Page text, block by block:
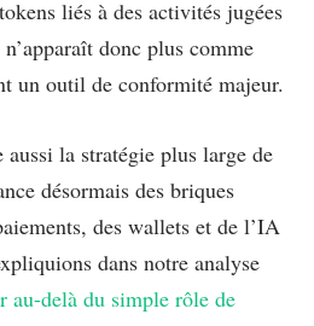
liés à des activités jugées
donc plus comme
un outil de conformité majeur.
la stratégie plus large de
désormais des briques
des wallets et de l’IA
dans notre analyse
au-delà du simple rôle de